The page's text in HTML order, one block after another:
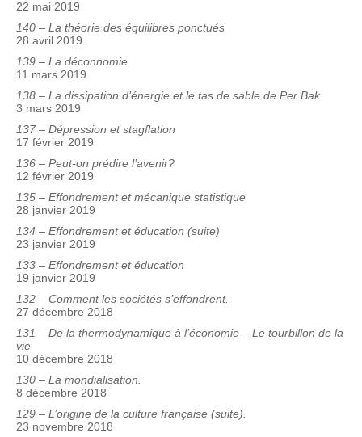
22 mai 2019
140 – La théorie des équilibres ponctués
28 avril 2019
139 – La déconnomie.
11 mars 2019
138 – La dissipation d’énergie et le tas de sable de Per Bak
3 mars 2019
137 – Dépression et stagflation
17 février 2019
136 – Peut-on prédire l’avenir?
12 février 2019
135 – Effondrement et mécanique statistique
28 janvier 2019
134 – Effondrement et éducation (suite)
23 janvier 2019
133 – Effondrement et éducation
19 janvier 2019
132 – Comment les sociétés s’effondrent.
27 décembre 2018
131 – De la thermodynamique à l’économie – Le tourbillon de la
vie
10 décembre 2018
130 – La mondialisation.
8 décembre 2018
129 – L’origine de la culture française (suite).
23 novembre 2018